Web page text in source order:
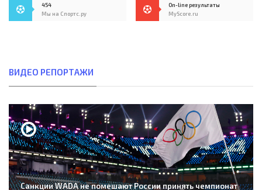
454
Мы на Спортс.ру
On-line результаты
MyScore.ru
ВИДЕО РЕПОРТАЖИ
Санкции WADA не помешают России принять чемпионат